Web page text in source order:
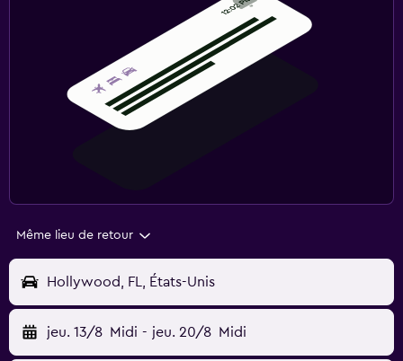
Même lieu de retour
Hollywood, FL, États-Unis
jeu. 13/8 Midi - jeu. 20/8 Midi